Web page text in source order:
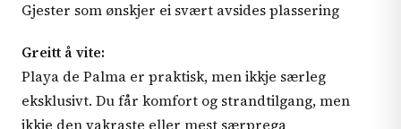
Gjester som ønskjer ei svært avsides plassering
Greitt å vite:
Playa de Palma er praktisk, men ikkje særleg
eksklusivt. Du får komfort og strandtilgang, men
ikkje den vakraste eller mest særprega